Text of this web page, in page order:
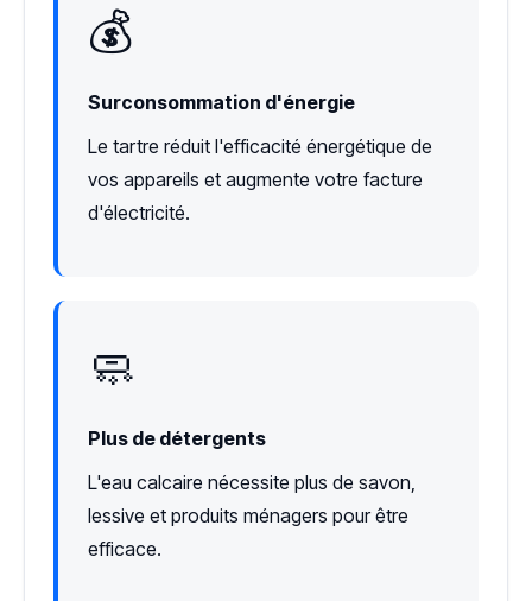
💰
Surconsommation d'énergie
Le tartre réduit l'efficacité énergétique de
vos appareils et augmente votre facture
d'électricité.
🧼
Plus de détergents
L'eau calcaire nécessite plus de savon,
lessive et produits ménagers pour être
efficace.